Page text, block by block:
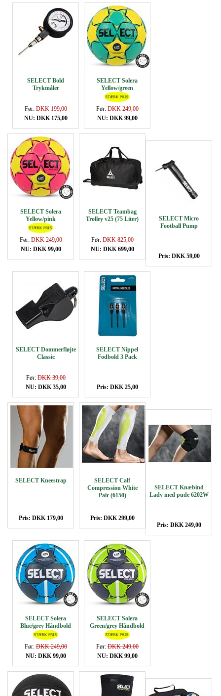
SELECT Bold
Trykmåler
Før:DKK 199,00
NU: DKK 175,00
SELECT Solera
Yellow/green
Før:DKK 249,00
NU: DKK 99,00
SELECT Solera
Yellow/pink
Før:DKK 249,00
NU: DKK 99,00
SELECT Teambag
Trolley v25 (75 Liter)
Før:DKK 825,00
NU: DKK 699,00
SELECT Micro
Football Pump
Pris: DKK 59,00
SELECT Dommerfløjte
Classic
Før:DKK 39,00
NU: DKK 35,00
SELECT Nippel
Fodbold 3 Pack
Pris: DKK 25,00
SELECT Kneestrap
Pris: DKK 179,00
SELECT Calf
Compression White
Pair (6150)
Pris: DKK 299,00
SELECT Knæbind
Lady med pude 6202W
Pris: DKK 249,00
SELECT Solera
Blue/grey Håndbold
Før:DKK 249,00
NU: DKK 99,00
SELECT Solera
Green/grey Håndbold
Før:DKK 249,00
NU: DKK 99,00